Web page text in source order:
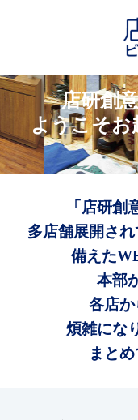
店研創
ようこそ
「店研創
多店舗展開さ
備えた
本部
各店か
煩雑にな
まと